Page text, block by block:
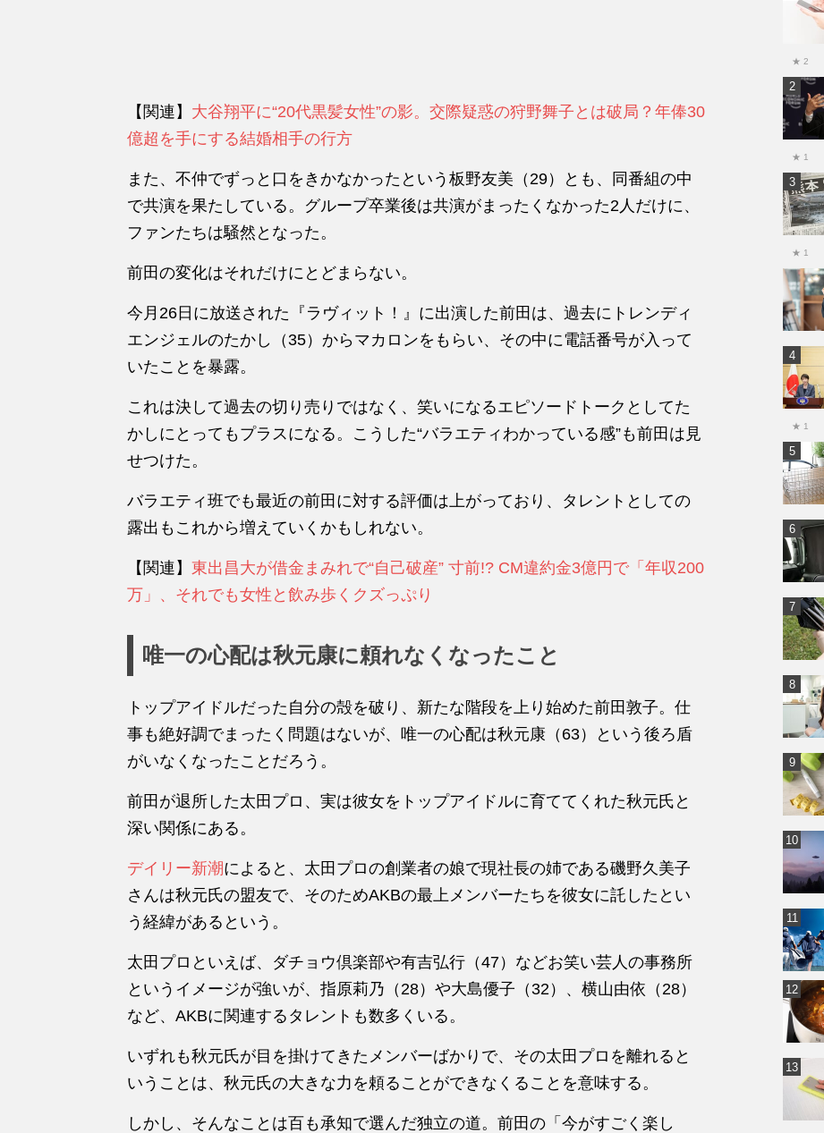
【関連】 大谷翔平に“20代黒髪女性”の影。交際疑惑の狩野舞子とは破局？年俸30
億超を手にする結婚相手の行方
また、 不仲でずっと口をきかなかったという板野友美（29）とも、同番組の中
で共演を果たしている。グループ卒業後は共演がまったくなかった2人だけに、
ファンたちは騒然となった。
前田の変化はそれだけにとどまらない。
今月26日に放送された『ラヴィット！』に出演した前田は、過去にトレンディ
エンジェルのたかし（35）からマカロンをもらい、その中に電話番号が入って
いたことを暴露。
これは決して過去の切り売りではなく、笑いになるエピソードトークとしてた
かしにとってもプラスになる。こうした“バラエティわかっている感”も前田は見
せつけた。
バラエティ班でも最近の前田に対する評価は上がっており、タレントとしての
露出もこれから増えていくかもしれない。
【関連】 東出昌大が借金まみれで“自己破産” 寸前!? CM違約金3億円で「年収200
万」、それでも女性と飲み歩くクズっぷり
唯一の心配は秋元康に頼れなくなったこと
トップアイドルだった自分の殻を破り、新たな階段を上り始めた前田敦子。仕
事も絶好調でまったく問題はないが、唯一の心配は秋元康（63）という後ろ盾
がいなくなったことだろう。
前田 が退所した太田プロ、実は彼女をトップアイドルに育ててくれた秋元氏と
深い関係にある。
デイリー新潮によると、 太田プロの創業者の娘で現社長の姉である磯野久美子
さんは秋元氏の盟友で、 そのためAKBの最上メンバーたちを彼女に託したとい
う経緯があるという。
太田プロといえば、ダチョウ倶楽部や有吉弘行（47）などお笑い芸人の事務所
というイメージが強いが、指原莉乃（28）や大島優子（32）、横山由依（28）
など、AKBに関連するタレントも数多くいる。
いずれも秋元氏が目を掛けてきたメンバーばかりで、その太田プロを離れると
いうことは、秋元氏の大きな力を頼ることができなくることを意味する。
しかし、そんなことは百も承知で選んだ独立の道。前田の「今がすごく楽し
★ 2
★ 1
★ 1
★ 1